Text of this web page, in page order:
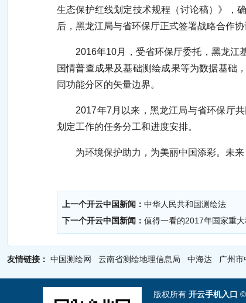
生态保护红线划定技术规程（讨论稿）》，
后，黑龙江局与省环保厅正式签署战略合作
2016年10月，受省环保厅委托，黑龙江基
国情普查成果及基础测绘成果等为数据基础
同功能分区的矢量边界。
2017年7月以来，黑龙江局与省环保厅共
划定工作的任务分工和进度安排。
为环境保护助力，为美丽中国添彩。未来
上一个开云中国新闻： 中华人民共和国测绘法
下一个开云中国新闻： 值得一看的2017年国家重
友情链接： 中国测绘网 云南省测绘地理信息局 中海达 广州
版权所有 开云手机入口